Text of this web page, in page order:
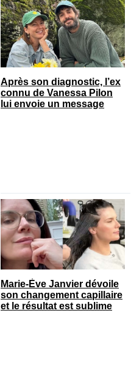
Après son diagnostic, l’ex
connu de Vanessa Pilon
lui envoie un message
Marie-Ève Janvier dévoile
son changement capillaire
et le résultat est sublime